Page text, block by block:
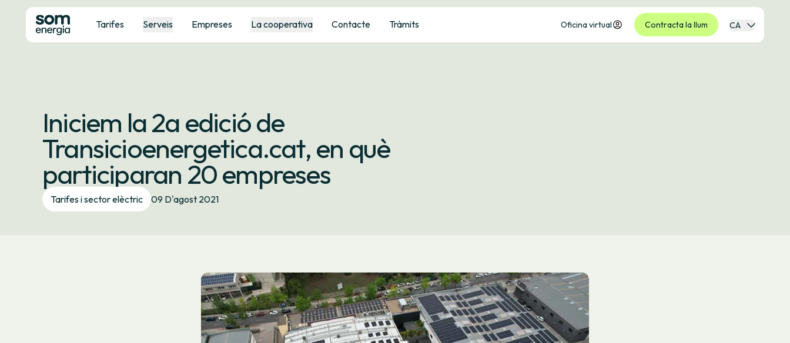
Tarifes Serveis Empreses La cooperativa Contacte Tràmits Oficina virtual Contracta la llum CA
Iniciem la 2a edició de
Transicioenergetica.cat, en què
participaran 20 empreses
Tarifes i sector elèctric 09 D'agost 2021